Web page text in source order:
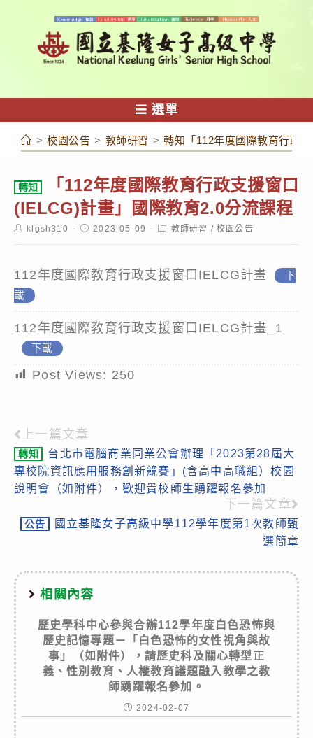
容
選單
> 校園公告 > 教師研習 > 轉知「112年度國際教育行政
轉知
「112年度國際教育行政支援窗口
(IELCG)計畫」國際教育2.0分流課程
Postklgsh310
Post2023-05-09
Post教師研習 / 校園公告
112年度國際教育行政支援窗口IELCG計畫
下
載
112年度國際教育行政支援窗口IELCG計畫_1
下載
Post Views: 250
Read
more
articles
上一篇文章
轉知
台北市電腦商業同業公會辦理「2023第28屆大
專校院資訊應用服務創新競賽」(含高中高職組）校園
說明會（如附件），歡迎貴校師生踴躍報名參加
下一篇文章
公告
國立基隆女子高級中學112學年度第1次教師甄
選簡章
相關內容
歷史學科中心參與合辦112學年度白色恐怖與
歷史記憶專題－「白色恐怖的女性視角與故
事」（如附件），請歷史科及關心轉型正
義、性別教育、人權教育議題融入教學之教
師踴躍報名參加。
2024-02-07